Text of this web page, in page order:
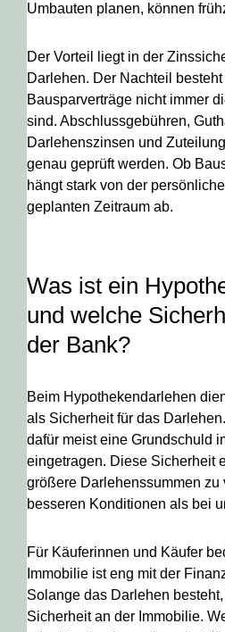
Umbauten planen, können
Der Vorteil liegt in der
Darlehen. Der Nachteil
Bausparverträge nicht immer
sind. Abschlussgebühren,
Darlehenszinsen und
genau geprüft werden. Ob
hängt stark von der
geplanten Zeitraum ab.
Was ist ein
und welche
der Bank?
Beim Hypothekendarlehen
als Sicherheit für das
dafür meist eine Grundschuld
eingetragen. Diese Sicherheit
größere Darlehenssummen zu
besseren Konditionen als bei
Für Käuferinnen und Käufer
Immobilie ist eng mit der
Solange das Darlehen
Sicherheit an der Immobilie.